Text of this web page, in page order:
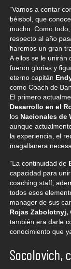
“Vamos a contar
béisbol, que
mucho. Como
respecto al año
haremos un gran
A ellos se le unirán
fueron glorias y
eterno capitán
como Coach de
El primero
Desarrollo en el
los Nacionales de
aunque
la experiencia, el
magallanera
“La continuidad de
capacidad para
coaching staff,
todos esos
manager de sus
Rojas Zabolotnyj,
también era darle
conocimiento que
Socolovich,